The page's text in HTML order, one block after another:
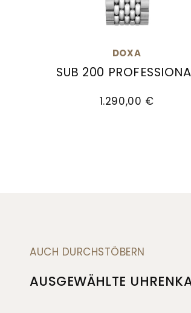
DOXA
SUB 200
1.290,00 €
AUCH DURCHSTÖBERN
AUSGEWÄHLTE